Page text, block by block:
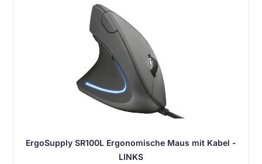
ErgoSupply SR100L Ergonomische Maus mit Kabel -
LINKS